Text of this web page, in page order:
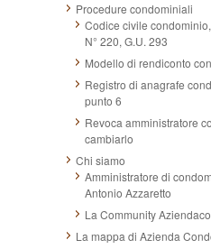
Procedure condominiali
Codice civile
N° 220, G.U. 293
Modello di rendiconto
Registro di anagrafe
punto 6
Revoca amministratore
cambiarlo
Chi siamo
Amministratore di
Antonio Azzaretto
La Community
La mappa di Azienda